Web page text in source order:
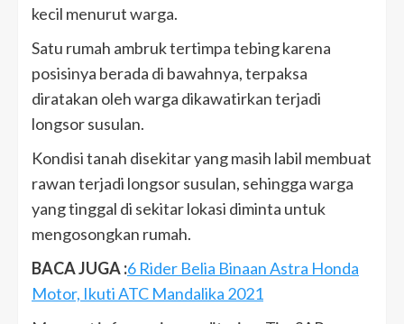
kecil menurut warga.
Satu rumah ambruk tertimpa tebing karena
posisinya berada di bawahnya, terpaksa
diratakan oleh warga dikawatirkan terjadi
longsor susulan.
Kondisi tanah disekitar yang masih labil membuat
rawan terjadi longsor susulan, sehingga warga
yang tinggal di sekitar lokasi diminta untuk
mengosongkan rumah.
BACA JUGA :6 Rider Belia Binaan Astra Honda
Motor, Ikuti ATC Mandalika 2021